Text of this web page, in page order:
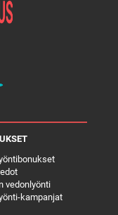
vedonlyönti
kampanjat